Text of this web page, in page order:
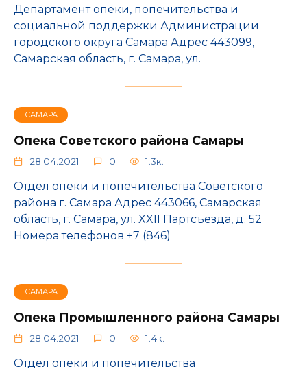
Департамент опеки, попечительства и
социальной поддержки Администрации
городского округа Самара Адрес 443099,
Самарская область, г. Самара, ул.
САМАРА
Опека Советского района Самары
28.04.2021 0 1.3к.
Отдел опеки и попечительства Советского
района г. Самара Адрес 443066, Самарская
область, г. Самара, ул. XXII Партсъезда, д. 52
Номера телефонов +7 (846)
САМАРА
Опека Промышленного района Самары
28.04.2021 0 1.4к.
Отдел опеки и попечительства